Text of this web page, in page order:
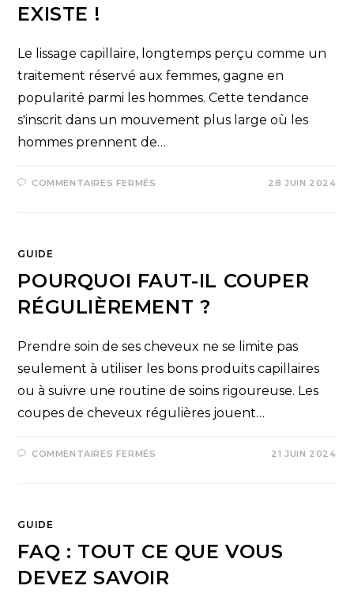
EXISTE !
Le lissage capillaire, longtemps perçu comme un
traitement réservé aux femmes, gagne en
popularité parmi les hommes. Cette tendance
s'inscrit dans un mouvement plus large où les
hommes prennent de…
COMMENTAIRES FERMÉS 28 JUIN 2024
GUIDE
POURQUOI FAUT-IL COUPER
RÉGULIÈREMENT ?
Prendre soin de ses cheveux ne se limite pas
seulement à utiliser les bons produits capillaires
ou à suivre une routine de soins rigoureuse. Les
coupes de cheveux régulières jouent…
COMMENTAIRES FERMÉS 21 JUIN 2024
GUIDE
FAQ : TOUT CE QUE VOUS
DEVEZ SAVOIR